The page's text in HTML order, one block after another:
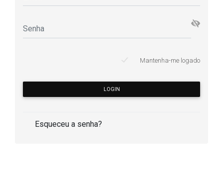
Mantenha-me logado
LOGIN
Esqueceu a senha?